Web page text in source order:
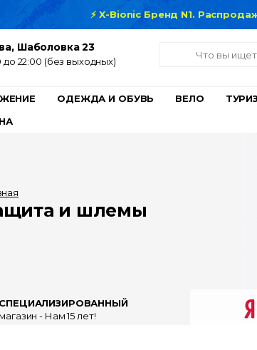
⚡ X-Bionic Бренд N1.
Шаболовка 23
до 22:00 (без выходных)
ОДЕЖДА И ОБУВЬ ВЕЛО
и шлемы
СПЕЦИАЛИЗИРОВАННЫЙ
магазин - Нам 15 лет!